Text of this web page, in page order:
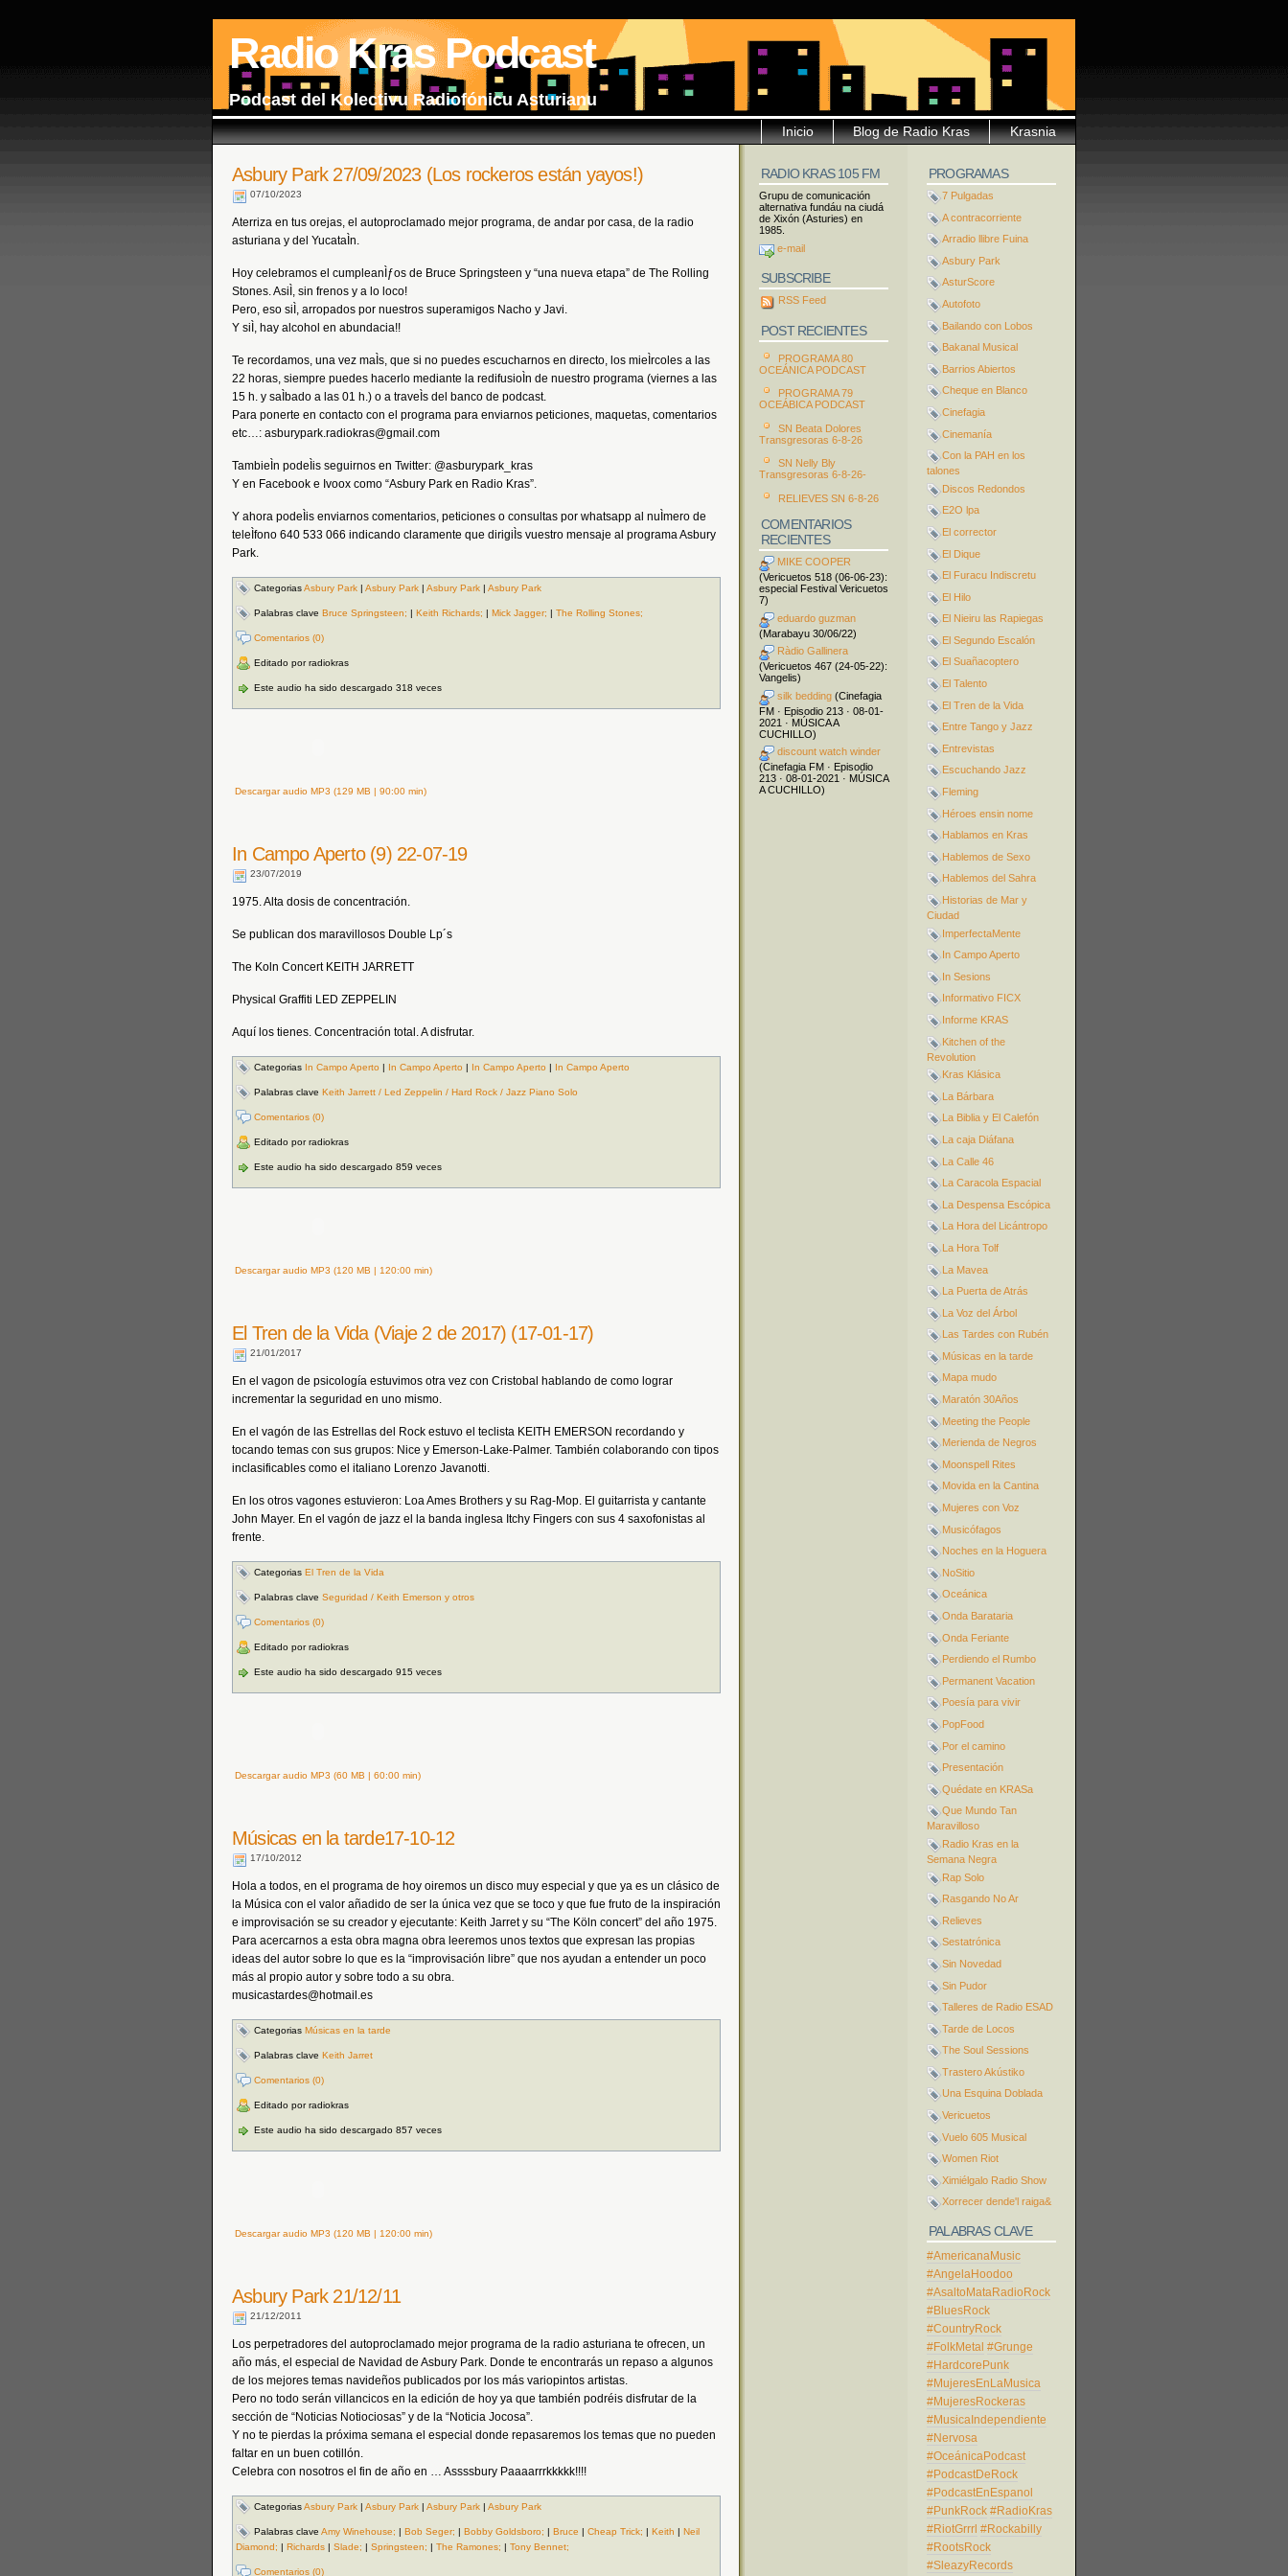
Radio Kras Podcast
Podcast del Kolectivu Radiofónicu Asturianu
Krasnia
Blog de Radio Kras
Inicio
Asbury Park 27/09/2023 (Los rockeros están yayos!)
07/10/2023
Aterriza en tus orejas, el autoproclamado mejor programa, de andar por casa, de la radio
asturiana y del YucataÌn.
Hoy celebramos el cumpleanÌƒos de Bruce Springsteen y “una nueva etapa” de The Rolling
Stones. AsiÌ, sin frenos y a lo loco!
Pero, eso siÌ, arropados por nuestros superamigos Nacho y Javi.
Y siÌ, hay alcohol en abundacia!!
Te recordamos, una vez maÌs, que si no puedes escucharnos en directo, los mieÌrcoles a las
22 horas, siempre puedes hacerlo mediante la redifusioÌn de nuestro programa (viernes a las
15 h. y saÌbado a las 01 h.) o a traveÌs del banco de podcast.
Para ponerte en contacto con el programa para enviarnos peticiones, maquetas, comentarios
etc…: asburypark.radiokras@gmail.com
TambieÌn podeÌis seguirnos en Twitter: @asburypark_kras
Y en Facebook e Ivoox como “Asbury Park en Radio Kras”.
Y ahora podeÌis enviarnos comentarios, peticiones o consultas por whatsapp al nuÌmero de
teleÌfono 640 533 066 indicando claramente que dirigiÌs vuestro mensaje al programa Asbury
Park.
CategoriasAsbury Park | Asbury Park | Asbury Park | Asbury Park
Palabras clave Bruce Springsteen; | Keith Richards; | Mick Jagger; | The Rolling Stones;
Comentarios (0)
Editado por radiokras
Este audio ha sido descargado 318 veces
Descargar audio MP3 (129 MB | 90:00 min)
In Campo Aperto (9) 22-07-19
23/07/2019
1975. Alta dosis de concentración.
Se publican dos maravillosos Double Lp´s
The Koln Concert KEITH JARRETT
Physical Graffiti LED ZEPPELIN
Aquí los tienes. Concentración total. A disfrutar.
Categorias In Campo Aperto | In Campo Aperto | In Campo Aperto | In Campo Aperto
Palabras clave Keith Jarrett / Led Zeppelin / Hard Rock / Jazz Piano Solo
Comentarios (0)
Editado por radiokras
Este audio ha sido descargado 859 veces
Descargar audio MP3 (120 MB | 120:00 min)
El Tren de la Vida (Viaje 2 de 2017) (17-01-17)
21/01/2017
En el vagon de psicología estuvimos otra vez con Cristobal hablando de como lograr
incrementar la seguridad en uno mismo.
En el vagón de las Estrellas del Rock estuvo el teclista KEITH EMERSON recordando y
tocando temas con sus grupos: Nice y Emerson-Lake-Palmer. También colaborando con tipos
inclasificables como el italiano Lorenzo Javanotti.
En los otros vagones estuvieron: Loa Ames Brothers y su Rag-Mop. El guitarrista y cantante
John Mayer. En el vagón de jazz el la banda inglesa Itchy Fingers con sus 4 saxofonistas al
frente.
Categorias El Tren de la Vida
Palabras clave Seguridad / Keith Emerson y otros
Comentarios (0)
Editado por radiokras
Este audio ha sido descargado 915 veces
Descargar audio MP3 (60 MB | 60:00 min)
Músicas en la tarde17-10-12
17/10/2012
Hola a todos, en el programa de hoy oiremos un disco muy especial y que ya es un clásico de
la Música con el valor añadido de ser la única vez que se toco y que fue fruto de la inspiración
e improvisación se su creador y ejecutante: Keith Jarret y su “The Köln concert” del año 1975.
Para acercarnos a esta obra magna obra leeremos unos textos que expresan las propias
ideas del autor sobre lo que es la “improvisación libre” que nos ayudan a entender un poco
más al propio autor y sobre todo a su obra.
musicastardes@hotmail.es
Categorias Músicas en la tarde
Palabras clave Keith Jarret
Comentarios (0)
Editado por radiokras
Este audio ha sido descargado 857 veces
Descargar audio MP3 (120 MB | 120:00 min)
Asbury Park 21/12/11
21/12/2011
Los perpetradores del autoproclamado mejor programa de la radio asturiana te ofrecen, un
año más, el especial de Navidad de Asbury Park. Donde te encontrarás un repaso a algunos
de los mejores temas navideños publicados por los más variopintos artistas.
Pero no todo serán villancicos en la edición de hoy ya que también podréis disfrutar de la
sección de “Noticias Notiociosas” y de la “Noticia Jocosa”.
Y no te pierdas la próxima semana el especial donde repasaremos los temas que no pueden
faltar en un buen cotillón.
Celebra con nosotros el fin de año en … Assssbury Paaaarrrkkkkk!!!!
CategoriasAsbury Park | Asbury Park | Asbury Park | Asbury Park
Palabras clave Amy Winehouse; | Bob Seger; | Bobby Goldsboro; | Bruce | Cheap Trick; | Keith | Neil
Diamond; | Richards | Slade; | Springsteen; | The Ramones; | Tony Bennet;
Comentarios (0)
PROGRAMAS
7 Pulgadas
A contracorriente
Arradio llibre Fuina
Asbury Park
AsturScore
Autofoto
Bailando con Lobos
Bakanal Musical
Barrios Abiertos
Cheque en Blanco
Cinefagia
Cinemanía
Con la PAH en los
talones
Discos Redondos
E2O lpa
El corrector
El Dique
El Furacu Indiscretu
El Hilo
El Nieiru las Rapiegas
El Segundo Escalón
El Suañacoptero
El Talento
El Tren de la Vida
Entre Tango y Jazz
Entrevistas
Escuchando Jazz
Fleming
Héroes ensin nome
Hablamos en Kras
Hablemos de Sexo
Hablemos del Sahra
Historias de Mar y
Ciudad
ImperfectaMente
In Campo Aperto
In Sesions
Informativo FICX
Informe KRAS
Kitchen of the
Revolution
Kras Klásica
La Bárbara
La Biblia y El Calefón
La caja Diáfana
La Calle 46
La Caracola Espacial
La Despensa Escópica
La Hora del Licántropo
La Hora Tolf
La Mavea
La Puerta de Atrás
La Voz del Árbol
Las Tardes con Rubén
Músicas en la tarde
Mapa mudo
Maratón 30Años
Meeting the People
Merienda de Negros
Moonspell Rites
Movida en la Cantina
Mujeres con Voz
Musicófagos
Noches en la Hoguera
NoSitio
Oceánica
Onda Barataria
Onda Feriante
Perdiendo el Rumbo
Permanent Vacation
Poesía para vivir
PopFood
Por el camino
Presentación
Quédate en KRASa
Que Mundo Tan
Maravilloso
Radio Kras en la
Semana Negra
Rap Solo
Rasgando No Ar
Relieves
Sestatrónica
Sin Novedad
Sin Pudor
Talleres de Radio ESAD
Tarde de Locos
The Soul Sessions
Trastero Akústiko
Una Esquina Doblada
Vericuetos
Vuelo 605 Musical
Women Riot
Ximiélgalo Radio Show
Xorrecer dende'l raiga&
PALABRAS CLAVE
#AmericanaMusic
#AngelaHoodoo
#AsaltoMataRadioRock
#BluesRock
#CountryRock
#FolkMetal #Grunge
#HardcorePunk
#MujeresEnLaMusica
#MujeresRockeras
#MusicaIndependiente
#Nervosa
#OceánicaPodcast
#PodcastDeRock
#PodcastEnEspanol
#PunkRock #RadioKras
#RiotGrrrl #Rockabilly
#RootsRock
#SleazyRecords
RADIO KRAS 105 FM
Grupu de comunicación
alternativa fundáu na ciudá
de Xixón (Asturies) en
1985.
e-mail
SUBSCRIBE
RSS Feed
POST RECIENTES
PROGRAMA 80
OCEÁNICA PODCAST
PROGRAMA 79
OCEÁBICA PODCAST
SN Beata Dolores
Transgresoras 6-8-26
SN Nelly Bly
Transgresoras 6-8-26-
RELIEVES SN 6-8-26
COMENTARIOS
RECIENTES
MIKE COOPER
(Vericuetos 518 (06-06-23):
especial Festival Vericuetos
7)
eduardo guzman
(Marabayu 30/06/22)
Ràdio Gallinera
(Vericuetos 467 (24-05-22):
Vangelis)
silk bedding (Cinefagia
FM · Episodio 213 · 08-01-
2021 · MÚSICA A
CUCHILLO)
discount watch winder
(Cinefagia FM · Episodio
213 · 08-01-2021 · MÚSICA
A CUCHILLO)